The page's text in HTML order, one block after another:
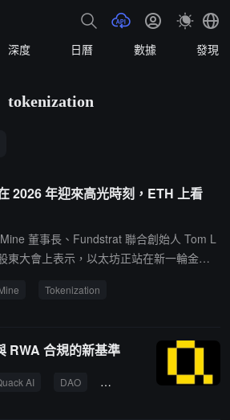
深度 日曆 數據 發現
tokenization
2026 年迎來高光時刻，ETH 上看
董事長、Fundstrat 聯合創始人 Tom L
東大會上表示，以太坊正站在新一輪金融
坊在 2021 年曾創下 ETH/BTC 匯率歷史
並給出以太坊價格達 12,000 美元的預
強調，BitMine 的商業模式將直接受益於
Tokenization
RWA 合規的新基準
AI DAO RWA 自動化 合規